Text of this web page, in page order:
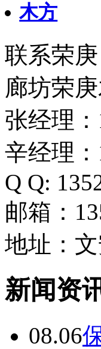
木方
联系荣庚
廊坊荣
张经理：
辛经理：
Q Q:
邮箱：
地址：
新闻资
08.06